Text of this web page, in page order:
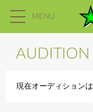
MENU
AUDITION
現在オーディション